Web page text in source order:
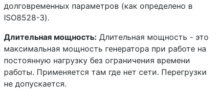
долговременных параметров (как определено в
ISO8528-3).
Длительная мощность: Длительная мощность - это
максимальная мощность генератора при работе на
постоянную нагрузку без ограничения времени
работы. Применяется там где нет сети. Перегрузки
не допускается.